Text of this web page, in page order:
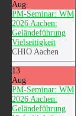
Aug
PM-Seminar: WM
2026 Aachen:
Geländeführung
Vielseitigkeit
CHIO Aachen
13
Aug
PM-Seminar: WM
2026 Aachen:
Geländeführung